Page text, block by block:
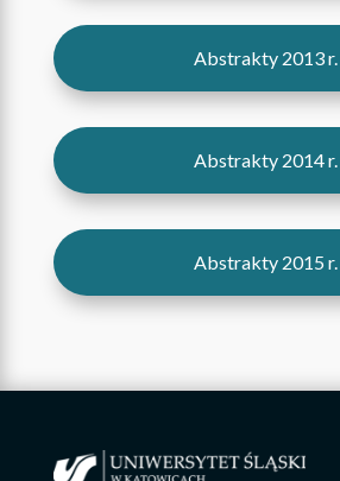
Abstrakty 2013 r.
Abstrakty 2014 r.
Abstrakty 2015 r.